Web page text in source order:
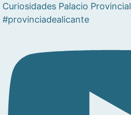
Curiosidades Palacio Provincial
#provinciadealicante